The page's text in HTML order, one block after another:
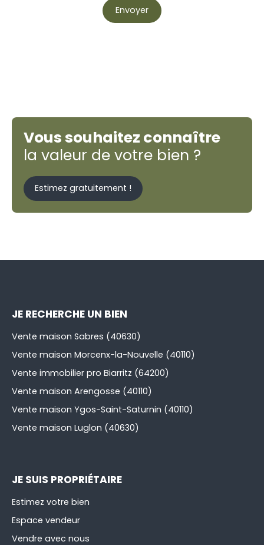
Envoyer
Vous souhaitez connaître
la valeur de votre bien ?
Estimez gratuitement !
JE RECHERCHE UN BIEN
Vente maison Sabres (40630)
Vente maison Morcenx-la-Nouvelle (40110)
Vente immobilier pro Biarritz (64200)
Vente maison Arengosse (40110)
Vente maison Ygos-Saint-Saturnin (40110)
Vente maison Luglon (40630)
JE SUIS PROPRIÉTAIRE
Estimez votre bien
Espace vendeur
Vendre avec nous